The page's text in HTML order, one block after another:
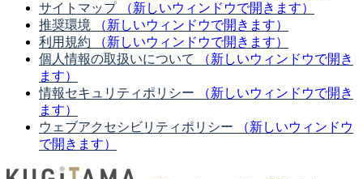
サイトマップ
（新しいウィンドウで開きます）
推奨環境
（新しいウィンドウで開きます）
利用規約
（新しいウィンドウで開きます）
個人情報の取扱いについて
（新しいウィンドウで開き
ます）
情報セキュリティポリシー
（新しいウィンドウで開き
ます）
ウェブアクセシビリティポリシー
（新しいウィンドウ
で開きます）